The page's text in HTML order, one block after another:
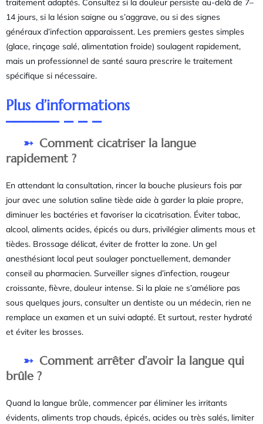
traitement adaptés. Consultez si la douleur persiste au-delà de 7–
14 jours, si la lésion saigne ou s’aggrave, ou si des signes
généraux d’infection apparaissent. Les premiers gestes simples
(glace, rinçage salé, alimentation froide) soulagent rapidement,
mais un professionnel de santé saura prescrire le traitement
spécifique si nécessaire.
Plus d’informations
Comment cicatriser la langue
rapidement ?
En attendant la consultation, rincer la bouche plusieurs fois par
jour avec une solution saline tiède aide à garder la plaie propre,
diminuer les bactéries et favoriser la cicatrisation. Éviter tabac,
alcool, aliments acides, épicés ou durs, privilégier aliments mous et
tièdes. Brossage délicat, éviter de frotter la zone. Un gel
anesthésiant local peut soulager ponctuellement, demander
conseil au pharmacien. Surveiller signes d’infection, rougeur
croissante, fièvre, douleur intense. Si la plaie ne s’améliore pas
sous quelques jours, consulter un dentiste ou un médecin, rien ne
remplace un examen et un suivi adapté. Et surtout, rester hydraté
et éviter les brosses.
Comment arrêter d’avoir la langue qui
brûle ?
Quand la langue brûle, commencer par éliminer les irritants
évidents, aliments trop chauds, épicés, acides ou très salés, limiter